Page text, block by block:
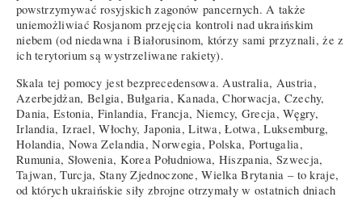
powstrzymywać rosyjskich zagonów pancernych. A także
uniemożliwiać Rosjanom przejęcia kontroli nad ukraińskim
niebem (od niedawna i Białorusinom, którzy sami przyznali, że z
ich terytorium są wystrzeliwane rakiety).
Skala tej pomocy jest bezprecedensowa. Australia, Austria,
Azerbejdżan, Belgia, Bułgaria, Kanada, Chorwacja, Czechy,
Dania, Estonia, Finlandia, Francja, Niemcy, Grecja, Węgry,
Irlandia, Izrael, Włochy, Japonia, Litwa, Łotwa, Luksemburg,
Holandia, Nowa Zelandia, Norwegia, Polska, Portugalia,
Rumunia, Słowenia, Korea Południowa, Hiszpania, Szwecja,
Tajwan, Turcja, Stany Zjednoczone, Wielka Brytania – to kraje,
od których ukraińskie siły zbrojne otrzymały w ostatnich dniach